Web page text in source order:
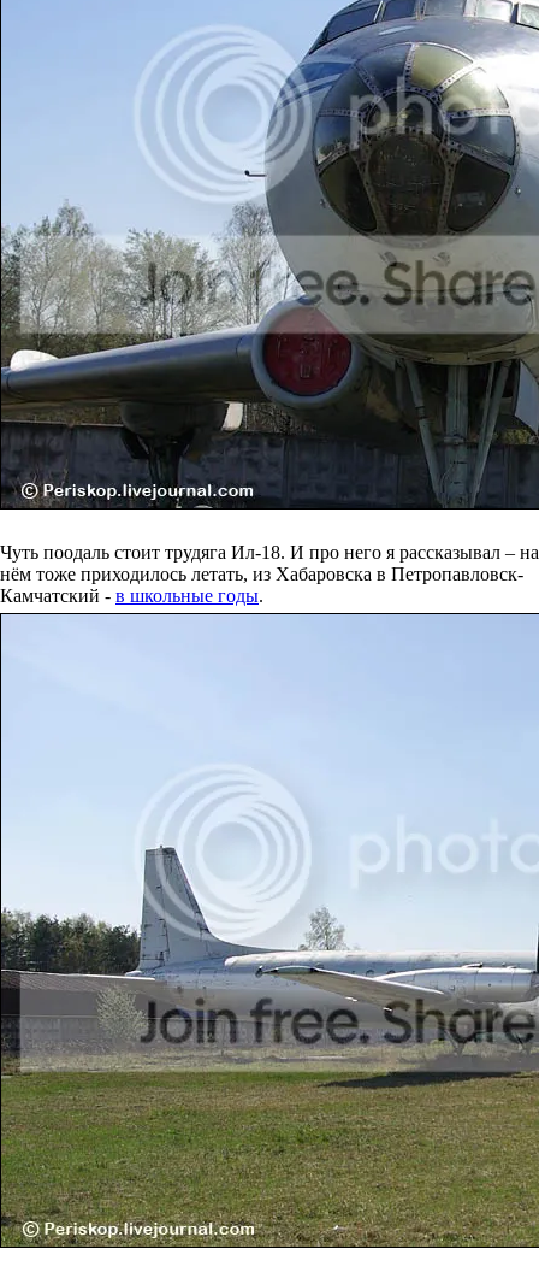
Чуть поодаль стоит трудяга Ил-18. И про него я рассказывал – на
нём тоже приходилось летать, из Хабаровска в Петропавловск-
Камчатский - в школьные годы.